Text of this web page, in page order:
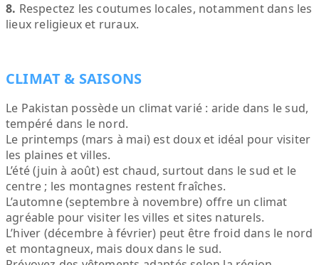
8. Respectez les coutumes locales, notamment dans les
lieux religieux et ruraux.
CLIMAT & SAISONS
Le Pakistan possède un climat varié : aride dans le sud,
tempéré dans le nord.
Le printemps (mars à mai) est doux et idéal pour visiter
les plaines et villes.
L’été (juin à août) est chaud, surtout dans le sud et le
centre ; les montagnes restent fraîches.
L’automne (septembre à novembre) offre un climat
agréable pour visiter les villes et sites naturels.
L’hiver (décembre à février) peut être froid dans le nord
et montagneux, mais doux dans le sud.